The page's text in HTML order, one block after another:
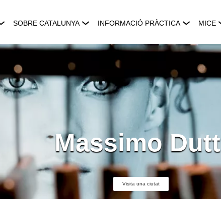
SOBRE CATALUNYA INFORMACIÓ PRÀCTICA MICE
Massimo
Visita una ciutat